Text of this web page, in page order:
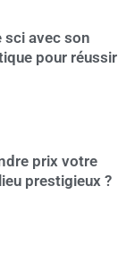
sci avec son
pour réussir
prix votre
prestigieux ?